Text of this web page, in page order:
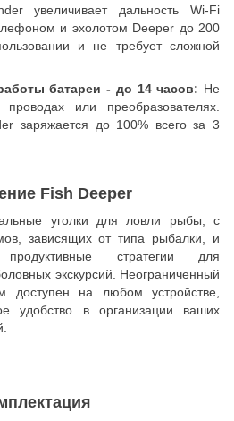
увеличивает дальность Wi-Fi
и эхолотом Deeper до 200
и не требует сложной
батареи - до 14 часов: Не
или преобразователях.
заряжается до 100% всего за 3
Fish Deeper
уголки для ловли рыбы, с
зависящих от типа рыбалки, и
стратегии для
экскурсий. Неограниченный
на любом устройстве,
удобство в организации ваших